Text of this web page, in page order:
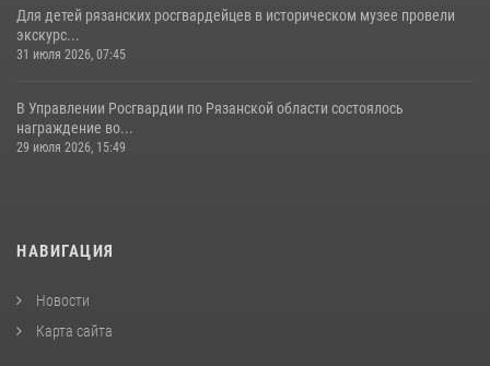
Для детей рязанских росгвардейцев в историческом музее провели
экскурс...
31 июля 2026, 07:45
В Управлении Росгвардии по Рязанской области состоялось
награждение во...
29 июля 2026, 15:49
НАВИГАЦИЯ
Новости
Карта сайта